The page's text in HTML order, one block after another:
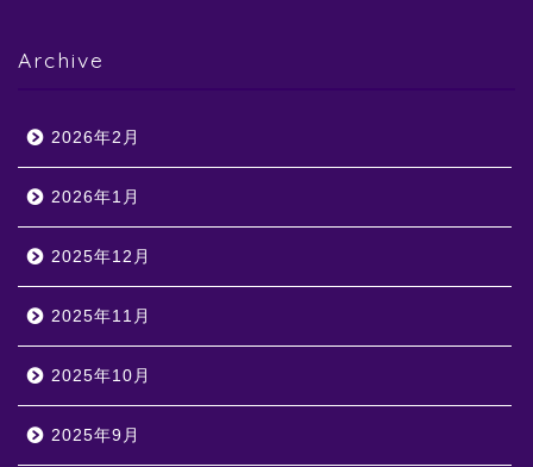
Archive
2026年2月
2026年1月
2025年12月
2025年11月
2025年10月
2025年9月